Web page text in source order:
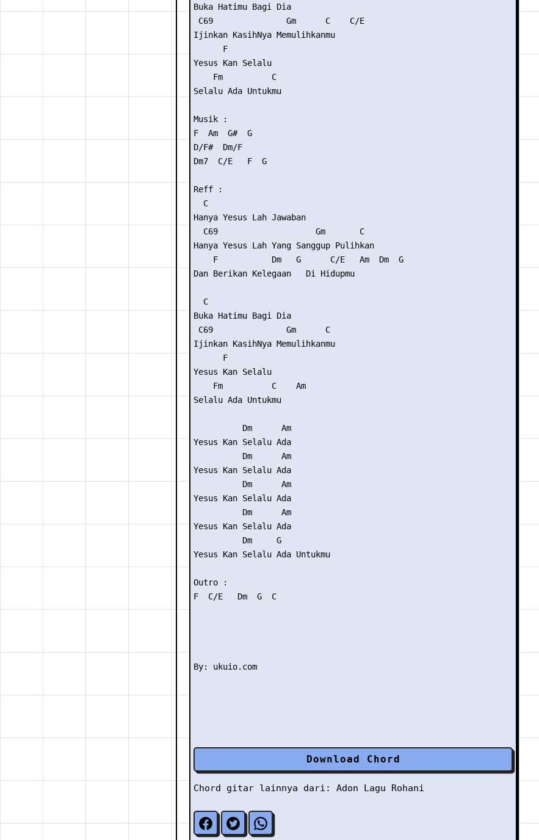
Buka Hatimu Bagi Dia
C69               Gm      C    C/E
Ijinkan KasihNya Memulihkanmu
      F
Yesus Kan Selalu
    Fm          C
Selalu Ada Untukmu
Musik :
F  Am  G#  G
D/F#  Dm/F
Dm7  C/E   F  G
Reff :
  C
Hanya Yesus Lah Jawaban
  C69                    Gm       C
Hanya Yesus Lah Yang Sanggup Pulihkan
    F           Dm   G      C/E   Am  Dm  G
Dan Berikan Kelegaan   Di Hidupmu
  C
Buka Hatimu Bagi Dia
C69               Gm      C
Ijinkan KasihNya Memulihkanmu
      F
Yesus Kan Selalu
    Fm          C    Am
Selalu Ada Untukmu
          Dm      Am
Yesus Kan Selalu Ada
          Dm      Am
Yesus Kan Selalu Ada
          Dm      Am
Yesus Kan Selalu Ada
          Dm      Am
Yesus Kan Selalu Ada
          Dm     G
Yesus Kan Selalu Ada Untukmu
Outro :
F  C/E   Dm  G  C
Download Chord
Chord gitar lainnya dari: Adon Lagu Rohani